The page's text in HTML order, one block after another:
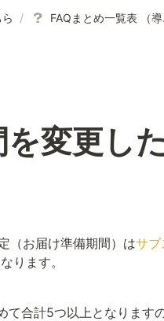
/
変更し
（お届け準備期間）はサブ
ります。
合計5つ以上となります